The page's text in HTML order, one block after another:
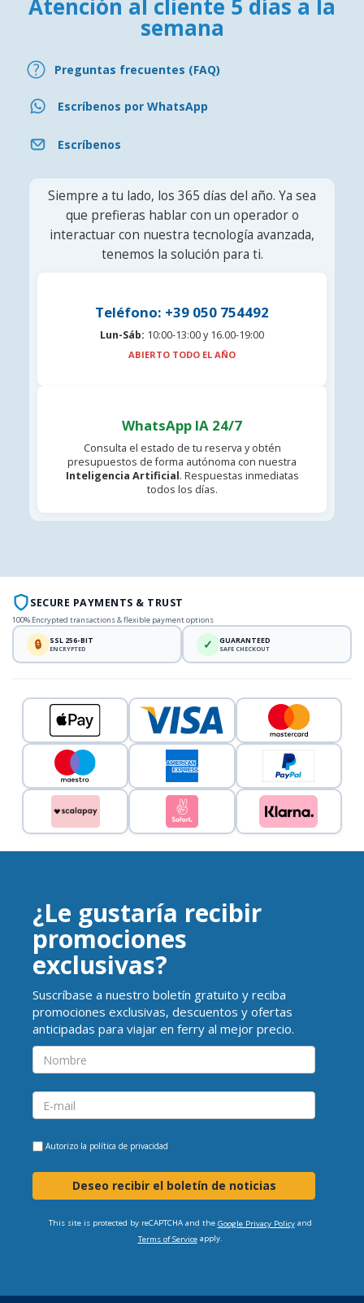
Atención al cliente 5 días a la
semana
Preguntas frecuentes (FAQ)
Escríbenos por WhatsApp
Escríbenos
Siempre a tu lado, los 365 días del año. Ya sea
que prefieras hablar con un operador o
interactuar con nuestra tecnología avanzada,
tenemos la solución para ti.
Teléfono: +39 050 754492
Lun-Sáb: 10:00-13:00 y 16.00-19:00
ABIERTO TODO EL AÑO
WhatsApp IA 24/7
Consulta el estado de tu reserva y obtén
presupuestos de forma autónoma con nuestra
Inteligencia Artificial. Respuestas inmediatas
todos los días.
SECURE PAYMENTS & TRUST
100% Encrypted transactions & flexible payment options
🔒 SSL 256-BIT
ENCRYPTED ✓ GUARANTEED
SAFE CHECKOUT
¿Le gustaría recibir
promociones
exclusivas?
Suscríbase a nuestro boletín gratuito y reciba
promociones exclusivas, descuentos y ofertas
anticipadas para viajar en ferry al mejor precio.
Autorizo la política de privacidad
Deseo recibir el boletín de noticias
This site is protected by reCAPTCHA and the Google Privacy Policyand
Terms of Serviceapply.